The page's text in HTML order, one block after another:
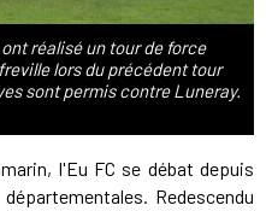
réalisé un tour de force
lors du précédent tour
sont permis contre Luneray.
l'Eu FC se débat depuis
Redescendu